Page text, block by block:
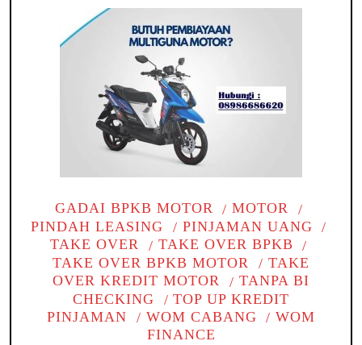
GADAI BPKB MOTOR
MOTOR
PINDAH LEASING
PINJAMAN UANG
TAKE OVER
TAKE OVER BPKB
TAKE OVER BPKB MOTOR
TAKE
OVER KREDIT MOTOR
TANPA BI
CHECKING
TOP UP KREDIT
PINJAMAN
WOM CABANG
WOM
FINANCE